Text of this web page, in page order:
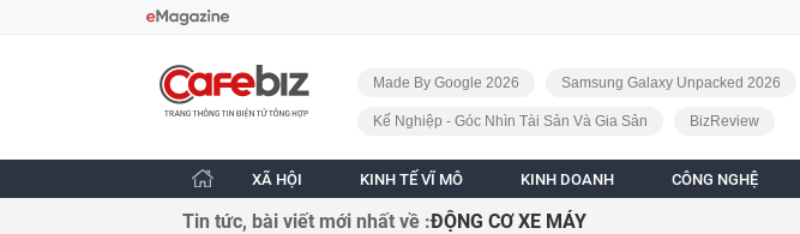
CafeBiz - Trang chủ
Made By Google 2026
Samsung Galaxy Unpacked 2026
Kế Nghiệp - Góc Nhìn Tài Sản Và Gia Sản BizReview
XÃ HỘI KINH TẾ VĨ MÔ KINH DOANH CÔNG NGHỆ
Tin tức, bài viết mới nhất về :ĐỘNG CƠ XE MÁY